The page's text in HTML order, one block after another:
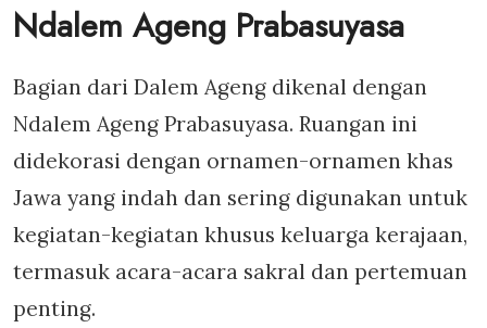
Ndalem Ageng Prabasuyasa
Bagian dari Dalem Ageng dikenal dengan
Ndalem Ageng Prabasuyasa. Ruangan ini
didekorasi dengan ornamen-ornamen khas
Jawa yang indah dan sering digunakan untuk
kegiatan-kegiatan khusus keluarga kerajaan,
termasuk acara-acara sakral dan pertemuan
penting.